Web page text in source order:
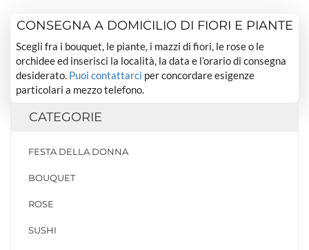
CONSEGNA A DOMICILIO DI FIORI E PIANTE
Scegli fra i bouquet, le piante, i mazzi di fiori, le rose o le
orchidee ed inserisci la località, la data e l’orario di consegna
desiderato. Puoi contattarci per concordare esigenze
particolari a mezzo telefono.
CATEGORIE
FESTA DELLA DONNA
BOUQUET
ROSE
SUSHI